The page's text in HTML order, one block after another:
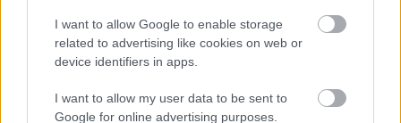
I want to allow Google to enable storage
related to advertising like cookies on web or
device identifiers in apps.
I want to allow my user data to be sent to
Google for online advertising purposes.
Atcelt Ziņot